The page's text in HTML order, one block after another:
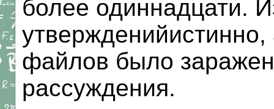
более одиннадцати.
файлов было
рассуждения.